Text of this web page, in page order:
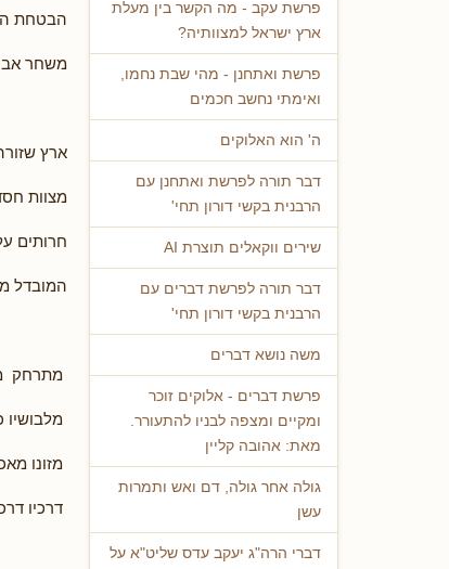
פרשת עקב - מה הקשר בין מעלת
ארץ ישראל למצוותיה?
פרשת ואתחנן - מהי שבת נחמו,
ואימתי נחשב חכמים
ה' הוא האלוקים
דבר תורה לפרשת ואתחנן עם
הרבנית בקשי דורון תחי'
שירים ווקאלים תוצרת AI
דבר תורה לפרשת דברים עם
הרבנית בקשי דורון תחי'
משה נושא דברים
פרשת דברים - אלוקים זוכר
ומקיים ומצפה לבניו להתעורר.
מאת: אהובה קליין
גולה אחר גולה, דם ואש ותמרות
עשן
דברי הרה"ג יעקב עדס שליט"א על
הבטחת
משחר
ארץ
מצוות
חרותים
המובדל
מתרחק
מלבושיו
מזונו
דרכיו